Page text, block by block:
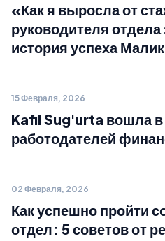
«Как я выросла от
руководителя
история успеха
Новости компании
15 Февраля, 2026
Kafil Sug'urta вошла
работодателей
Советы HR
02 Февраля, 2026
Как успешно пройти
отдел: 5 советов от